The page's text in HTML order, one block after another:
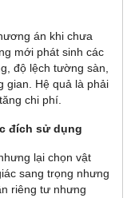
án khi chưa
mới phát sinh các
độ lệch tường sàn,
gian. Hệ quả là phải
chi phí.
đích sử dụng
lại chọn vật
sang trọng nhưng
riêng tư nhưng